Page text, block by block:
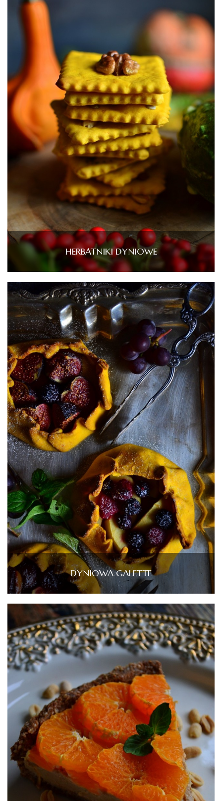
HERBATNIKI DYNIOWE
DYNIOWA GALETTE